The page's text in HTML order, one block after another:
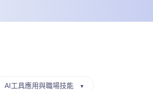
AI工具應用與職場技能 ▼